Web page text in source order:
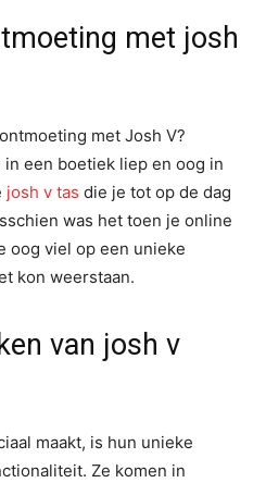
met josh
met Josh V?
een boetiek liep en oog in
josh v tas die je tot op de dag
was het toen je online
oog viel op een unieke
kon weerstaan.
van josh v
maakt, is hun unieke
Ze komen in